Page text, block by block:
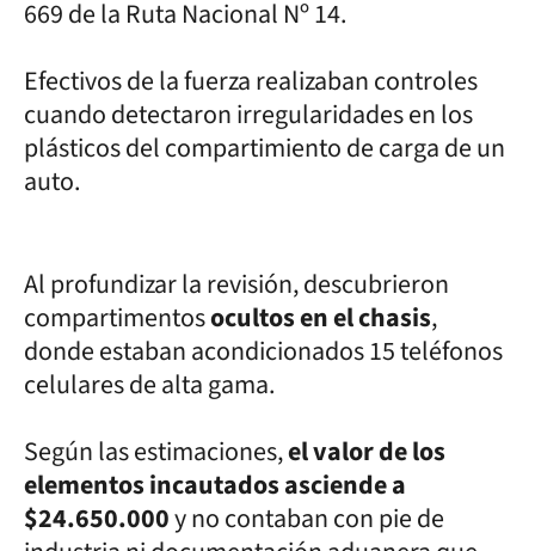
669 de la Ruta Nacional Nº 14.
Efectivos de la fuerza realizaban controles
cuando detectaron irregularidades en los
plásticos del compartimiento de carga de un
auto.
Al profundizar la revisión, descubrieron
compartimentosocultos en el chasis,
donde estaban acondicionados 15 teléfonos
celulares de alta gama.
Según las estimaciones,el valor de los
elementos incautados asciende a
$24.650.000y no contaban con pie de